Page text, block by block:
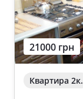
21000 грн
Квартира 2к.